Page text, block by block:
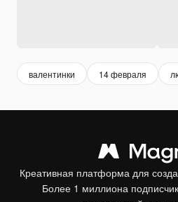
валентинки 14 февраля
Креативная платформа для
Более 1 миллиона